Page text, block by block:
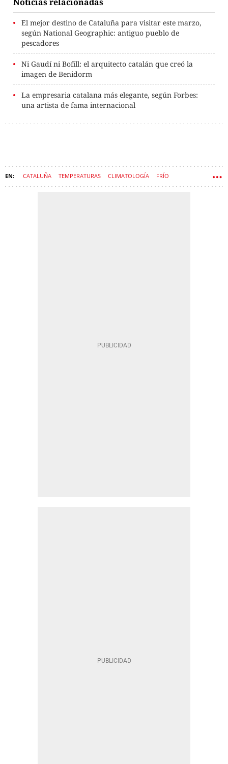
El mejor destino de Cataluña para visitar este marzo,
según National Geographic: antiguo pueblo de
pescadores
Ni Gaudí ni Bofill: el arquitecto catalán que creó la
imagen de Benidorm
La empresaria catalana más elegante, según Forbes:
una artista de fama internacional
CATALUÑA TEMPERATURAS CLIMATOLOGÍA FRÍO